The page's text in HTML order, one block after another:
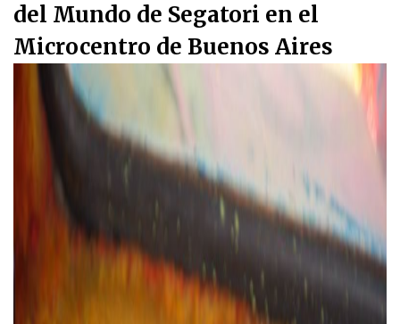
del Mundo de Segatori en el
Microcentro de Buenos Aires